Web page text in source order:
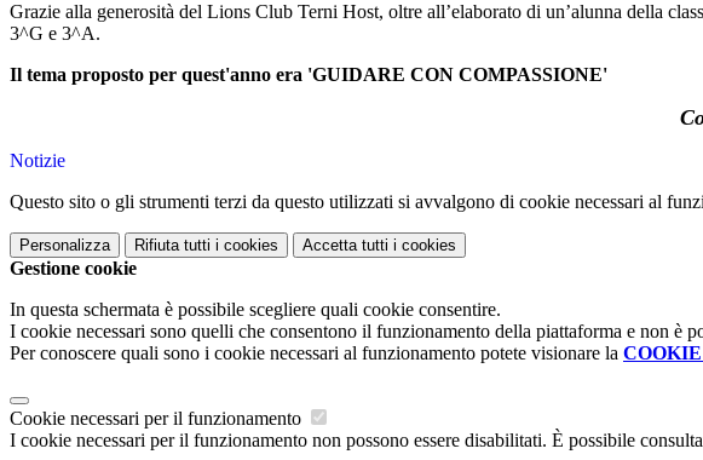
Grazie alla generosità del Lions Club Terni Host, oltre all’elaborato di un’alunna della
3^G e 3^A.
Il tema proposto per quest'anno era 'GUIDARE CON COMPASSIONE'
Notizie
Questo sito o gli strumenti terzi da questo utilizzati si avvalgono di cookie necessari al
Personalizza Rifiuta tutti i cookies Accetta tutti i cookies
Gestione cookie
In questa schermata è possibile scegliere quali cookie consentire.
I cookie necessari sono quelli che consentono il funzionamento della piattaforma e non è
Per conoscere quali sono i cookie necessari al funzionamento potete visionare la
Cookie necessari per il funzionamento
I cookie necessari per il funzionamento non possono essere disabilitati. È possibile